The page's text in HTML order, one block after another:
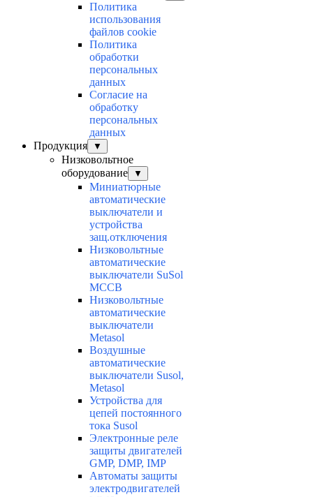
Политика
использования
файлов cookie
Политика
обработки
персональных
данных
Согласие на
обработку
персональных
данных
Продукция
▼
Низковольтное
оборудование
▼
Миниатюрные
автоматические
выключатели и
устройства
защ.отключения
Низковольтные
автоматические
выключатели SuSol
MCCB
Низковольтные
автоматические
выключатели
Metasol
Воздушные
автоматические
выключатели Susol,
Metasol
Устройства для
цепей постоянного
тока Susol
Электронные реле
защиты двигателей
GMP, DMP, IMP
Автоматы защиты
электродвигателей